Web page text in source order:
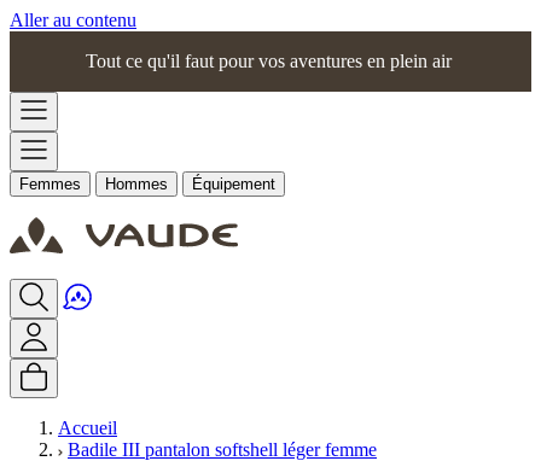
Aller au contenu
Tout ce qu'il faut pour vos aventures en plein air
Femmes Hommes Équipement
Accueil
Badile III pantalon softshell léger femme